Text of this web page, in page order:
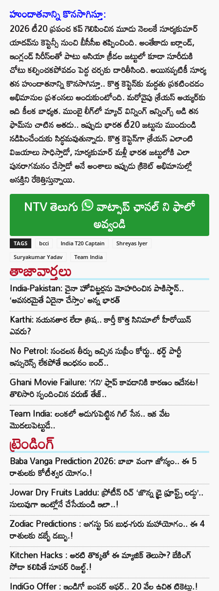
హుందాతనాన్ని కొనసాగిస్తూ:
2026 టీ20 ప్రపంచ కప్ గెలిపించిన మూడు నెలలకే సూర్యకుమార్
యాదవ్‌ను కెప్టెన్సీ నుంచి బీసీసీఐ తప్పించింది. అంతేకాదు ఐర్లాండ్,
ఇంగ్లండ్ సిరీస్‌లతో పాటు ఆసియా క్రీడల జట్టులో కూడా సూరీడుకి
చోటు కల్పించకపోవడం పెద్ద చర్చకు దారితీసింది. అయినప్పటికీ సూర్య
తన హుందాతనాన్ని కొనసాగిస్తూ.. కొత్త కెప్టెన్‌కు మద్దతు ప్రకటించడం
అభిమానుల ప్రశంసలు అందుకుంటోంది. మరోవైపు శ్రేయస్ అయ్యర్‌కు
ఇది కీలక బాధ్యత. ముంబై లీగ్‌లో మ్యాచ్ విన్నింగ్ ఇన్నింగ్స్ ఆడి తన
ఫామ్‌ను చాటిన అతడు.. ఇప్పుడు భారత టీ20 జట్టును ముందుండి
నడిపించేందుకు సిద్ధమవుతున్నాడు. కొత్త కెప్టెన్‌గా శ్రేయస్ ఎలాంటి
విజయాలు సాధిస్తాడో, సూర్యకుమార్ మళ్లీ భారత జట్టులోకి ఎలా
పునరాగమనం చేస్తాడో అనే అంశాలు ఇప్పుడు క్రికెట్ అభిమానుల్లో
ఆసక్తిని రేకెత్తిస్తున్నాయి.
NTV తెలుగు వాట్సాప్ ఛానల్ ని ఫాలో
అవ్వండి
TAGS bcci India T20 Captain
Shreyas Iyer
Suryakumar Yadav
Team India
తాజావార్తలు
India-Pakistan: చైనా హోవిట్జర్లను మోహరించిన పాకిస్థాన్..
‘అవసరమైతే ఏదైనా చేస్తాం’ అన్న భారత్
Karthi: నయనతార లేదా త్రిష.. కార్తీ కొత్త సినిమాలో హీరోయిన్
ఎవరు?
No Petrol: సంచలన తీర్పు ఇచ్చిన సుప్రీం కోర్టు.. థర్డ్ పార్టీ
ఇన్సురెన్స్ లేకపోతే ఇంధనం బంద్..
Ghani Movie Failure: ‘గని’ ఫ్లాప్‌ కావడానికి కారణం ఇదేనట!
తొలిసారి స్పందించిన వరుణ్ తేజ్..
Team India: లంకలో అడుగుపెట్టిన గిల్ సేన.. ఇక వేట
మొదలుపెట్టుడే..
ట్రెండింగ్‌
Baba Vanga Prediction 2026: బాబా వంగా జోస్యం.. ఈ 5
రాశులకు కోటీశ్వర యోగం.!
Jowar Dry Fruits Laddu: ప్రోటీన్ రిచ్ ‘జొన్న డ్రై ఫ్రూప్ట్స్ లడ్డు’..
సులువుగా ఇంట్లోనే చేసేయండి ఇలా..!
Zodiac Predictions : ఆగస్టు 5న బుధ-గురు మహాయోగం.. ఈ 4
రాశులకు డబ్బే డబ్బు.!
Kitchen Hacks : అరటి తొక్కతో ఈ మ్యాజిక్ తెలుసా? బేకింగ్
సోడా కలిపితే సూపర్ రిజల్ట్.!
IndiGo Offer : ఇండిగో బంపర్ ఆఫర్.. 20 వేల ఉచిత టికెట్లు.!